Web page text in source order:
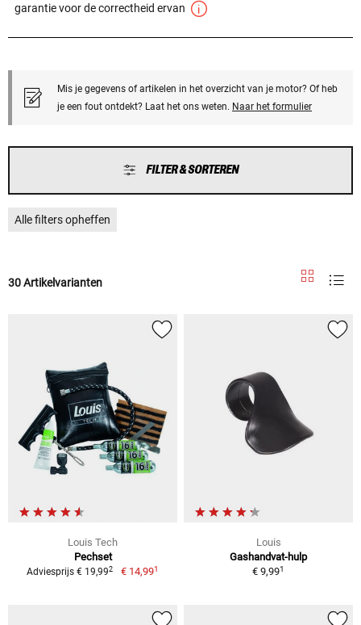
garantie voor de correctheid ervan
Mis je gegevens of artikelen in het overzicht van je motor? Of heb
je een fout ontdekt? Laat het ons weten. Naar het formulier
FILTER & SORTEREN
Alle filters opheffen
30 Artikelvarianten
Louis Tech
Pechset
Adviesprijs € 19,992 € 14,991
Louis
Gashandvat-hulp
€ 9,991